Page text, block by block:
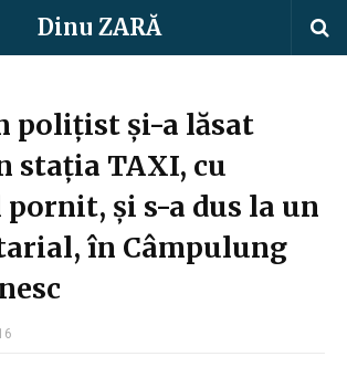
Dinu ZARĂ
polițist și-a lăsat
stația TAXI, cu
și s-a dus la un
în Câmpulung